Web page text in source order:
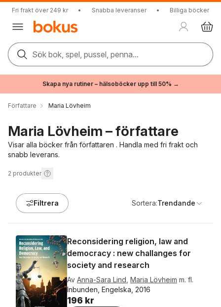
Fri frakt över 249 kr • Snabba leveranser • Billiga böcker
Sök bok, spel, pussel, penna...
Skapa nya rutiner – hälsoböcker upp till 50% →
Författare Maria Lövheim
Maria Lövheim – författare
Visar alla böcker från författaren . Handla med fri frakt och
snabb leverans.
2 produkter
Filtrera Sortera:Trendande
Reconsidering religion, law and
democracy : new challanges for
society and research
Av Anna-Sara Lind Maria Lövheim m. fl.
Inbunden, Engelska, 2016
196 kr